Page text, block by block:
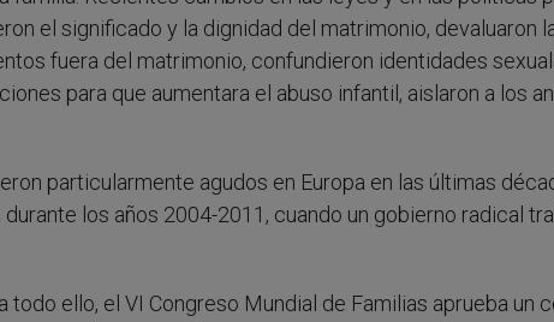
el significado y la dignidad del matrimonio, devaluaron
fuera del matrimonio, confundieron identidades
para que aumentara el abuso infantil, aislaron a los
particularmente agudos en Europa en las últimas
durante los años 2004-2011, cuando un gobierno radical
todo ello, el VI Congreso Mundial de Familias aprueba un